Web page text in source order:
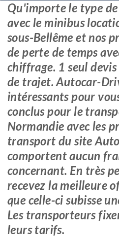
Qu'importe le type
avec le minibus
sous-Bellême et nos
de perte de temps
chiffrage. 1 seul
de trajet. Autocar-
intéressants pour
conclus pour le
Normandie avec les
transport du site
comportent aucun
concernant. En très
recevez la meilleure
que celle-ci subisse
Les transporteurs
leurs tarifs.